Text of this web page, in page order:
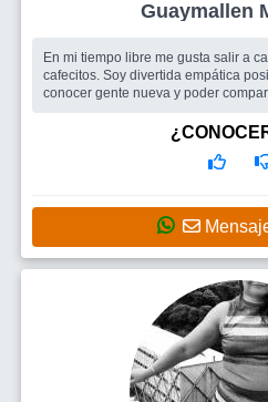
En mi tiempo libre me gusta salir a
cafecitos. Soy divertida empática
conocer gente nueva y poder
momento lindo y divertido.